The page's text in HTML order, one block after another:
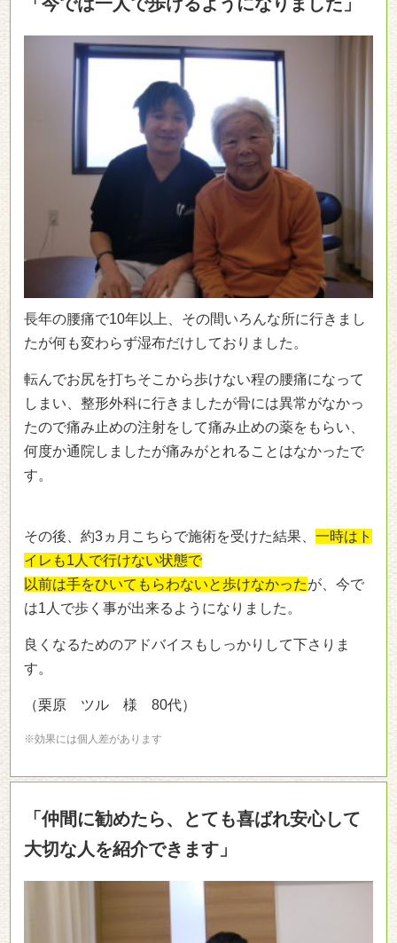
長年の腰痛で10年以上、その間いろんな所に行きまし
たが何も変わらず湿布だけしておりました。
転んでお尻を打ちそこから歩けない程の腰痛になって
しまい、整形外科に行きましたが骨には異常がなかっ
たので痛み止めの注射をして痛み止めの薬をもらい、
何度か通院しましたが痛みがとれることはなかったで
す。
その後、約3ヵ月こちらで施術を受けた結果、 一時はト
イレも1人で行けない状態で
以前は手をひいてもらわないと歩けなかったが、今で
は1人で歩く事が出来るようになりました。
良くなるためのアドバイスもしっかりして下さりま
す。
（栗原 ツル 様 80代）
※効果には個人差があります
「仲間に勧めたら、とても喜ばれ安心して
大切な人を紹介できます」